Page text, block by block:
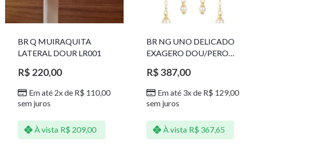
BR Q MUIRAQUITA
LATERAL DOUR LR001
R$220,00
Em até 2x de R$ 110,00
sem juros
À vista R$ 209,00
BR NG UNO DELICADO
EXAGERO DOU/PERO
R$387,00
Em até 3x de R$ 129,00
sem juros
À vista R$ 367,65